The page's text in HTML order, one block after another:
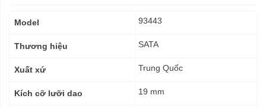
kỹ
Model 93443
Thương hiệu SATA
Xuất xứ Trung Quốc
Kích cỡ lưỡi dao 19 mm